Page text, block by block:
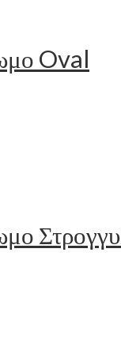
Oval